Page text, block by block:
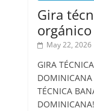
Gira
May 22, 2026
GIRA
DOMINICANA
TÉCNICA